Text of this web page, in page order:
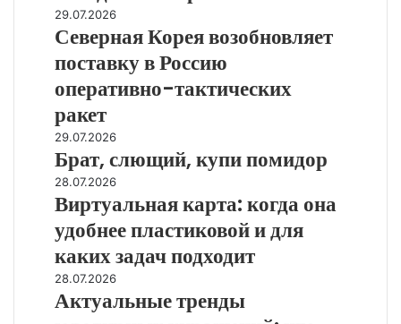
Мандебский
пролив
Северная
Корея
возобновляет
поставку
в
оперативно-
тактических
ракет
29.07.2026
Северная Корея возобновляет
поставку в Россию
оперативно-тактических
ракет
Брат,
слющий,
купи
29.07.2026
Брат, слющий, купи помидор
Виртуальная
карта:
когда
она
удобнее
пластиковой
и
для
28.07.2026
Виртуальная карта: когда она
удобнее пластиковой и для
каких задач подходит
Актуальные
тренды
ювелирных
28.07.2026
Актуальные тренды